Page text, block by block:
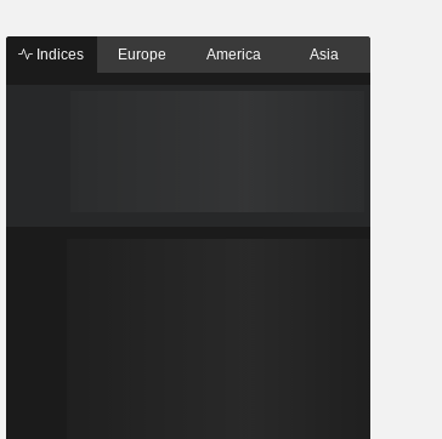
Indices Europe America Asia